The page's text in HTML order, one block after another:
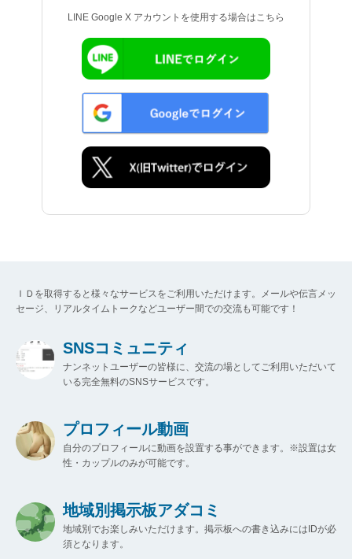
LINE Google X アカウントを使用する場合はこちら
ＩＤを取得すると様々なサービスをご利用いただけます。メールや伝言メッ
セージ、リアルタイムトークなどユーザー間での交流も可能です！
SNSコミュニティ
ナンネットユーザーの皆様に、交流の場としてご利用いただいて
いる完全無料のSNSサービスです。
プロフィール動画
自分のプロフィールに動画を設置する事ができます。※設置は女
性・カップルのみが可能です。
地域別掲示板アダコミ
地域別でお楽しみいただけます。掲示板への書き込みにはIDが必
須となります。